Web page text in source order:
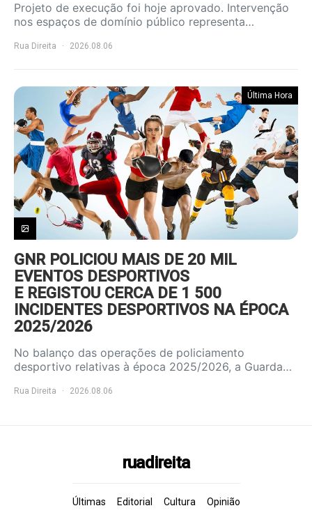
Projeto de execução foi hoje aprovado. Intervenção
nos espaços de domínio público representa…
Rua Direita 2026.08.06
Última Hora
GNR POLICIOU MAIS DE 20 MIL
EVENTOS DESPORTIVOS
E REGISTOU CERCA DE 1 500
INCIDENTES DESPORTIVOS NA ÉPOCA
2025/2026
No balanço das operações de policiamento
desportivo relativas à época 2025/2026, a Guarda…
Rua Direita 2026.08.06
ruadireita
Últimas Editorial Cultura Opinião